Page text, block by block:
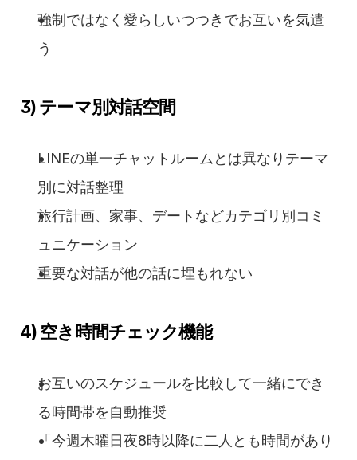
強制ではなく愛らしいつつきでお互いを気遣
う
3) テーマ別対話空間
LINEの単一チャットルームとは異なりテーマ
別に対話整理
旅行計画、家事、デートなどカテゴリ別コミ
ュニケーション
重要な対話が他の話に埋もれない
4) 空き時間チェック機能
お互いのスケジュールを比較して一緒にでき
る時間帯を自動推奨
「今週木曜日夜8時以降に二人とも時間があり